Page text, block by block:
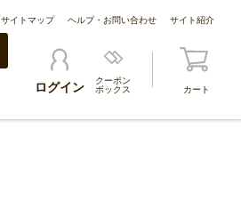
サイトマップ ヘルプ・お問い合わせ サイト紹介
ログイン
クーポン
ボックス
カート